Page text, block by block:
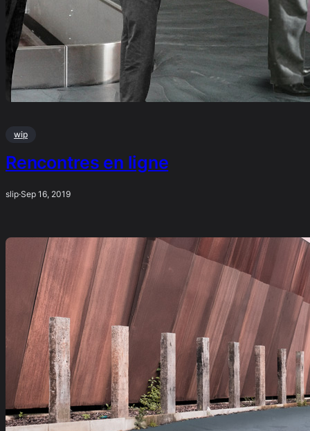
wip
Rencontres en ligne
slip·Sep 16, 2019